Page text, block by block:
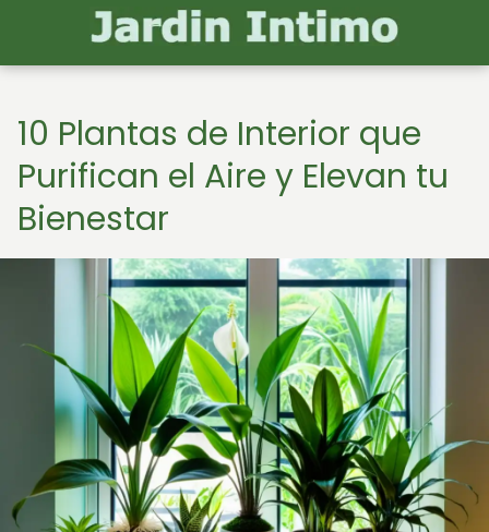
10 Plantas de Interior que
Purifican el Aire y Elevan tu
Bienestar